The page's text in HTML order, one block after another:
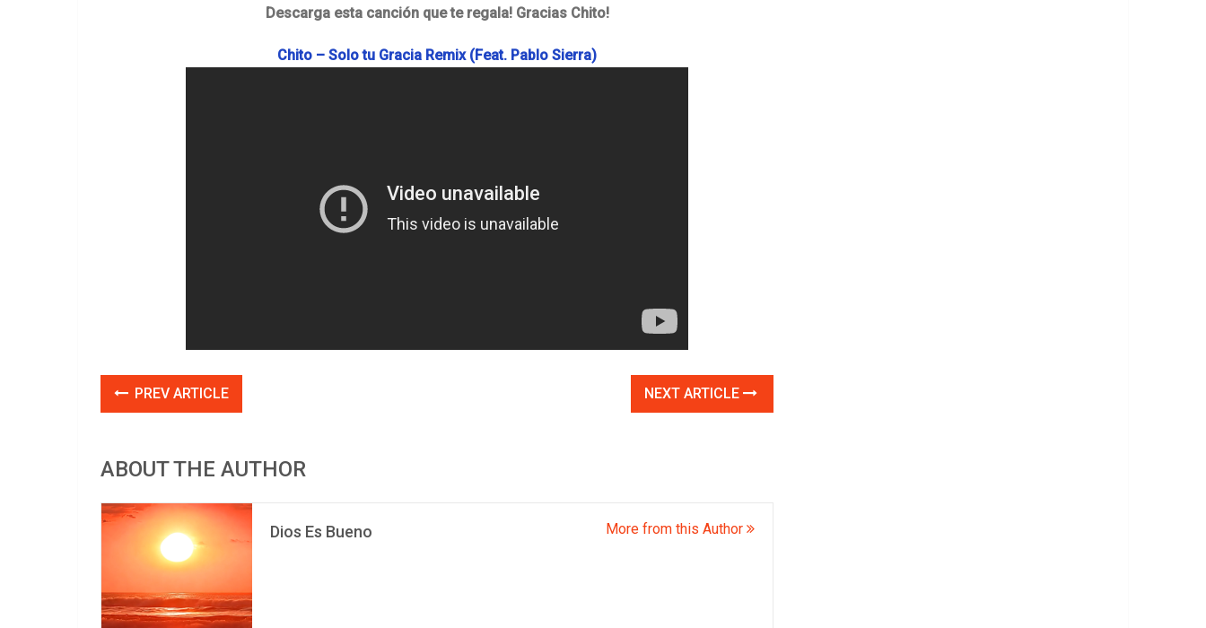
Descarga esta canción que te regala! Gracias Chito!
Chito – Solo tu Gracia Remix (Feat. Pablo Sierra)
PREV ARTICLE NEXT ARTICLE
ABOUT THE AUTHOR
Dios Es Bueno More from this Author